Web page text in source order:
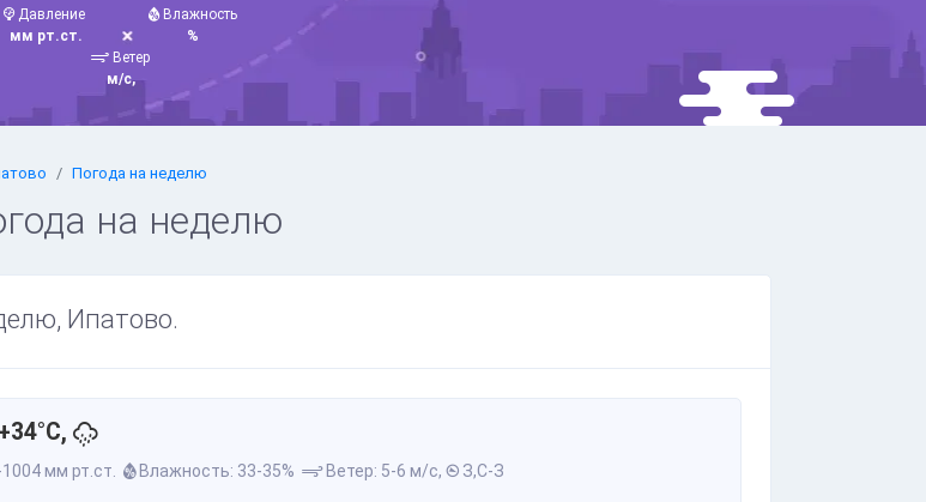
Давление
мм рт.ст.
Влажность
%
Ветер
м/с,
Погода на неделю
на неделю
Ипатово.
мм рт.ст. Влажность: 33-35% Ветер: 5-6 м/с, З,С-З